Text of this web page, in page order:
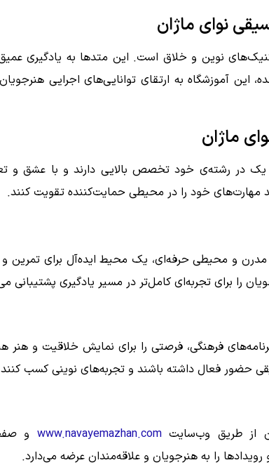
نوای ماژان
نوین و خلاق است. این متدها به یادگیری
این آموزشگاه به ارتقای توانایی‌های اجرایی
ماژان
یک در رشته‌ی خود تخصص بالایی دارند و با عشق و
مهارت‌های خود را در محیطی حمایت‌کننده تقویت کنند.
و محیطی حرفه‌ای، یک محیط ایده‌آل برای تمرین و
را برای تجربه‌ای کامل‌تر در مسیر یادگیری پشتیبانی
فرهنگی، فرصتی را برای نمایش خلاقیت و هنر
حضور فعال داشته باشند و تجربه‌های نوینی کسب
از طریق وب‌سایتwww.navayemazhan.com و
را به هنرجویان و علاقه‌مندان عرضه می‌دارد.